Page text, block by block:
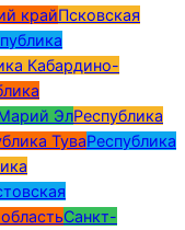
крайПсковская
Кабардино-
ЭлРеспублика
ТуваРеспублика
Санкт-